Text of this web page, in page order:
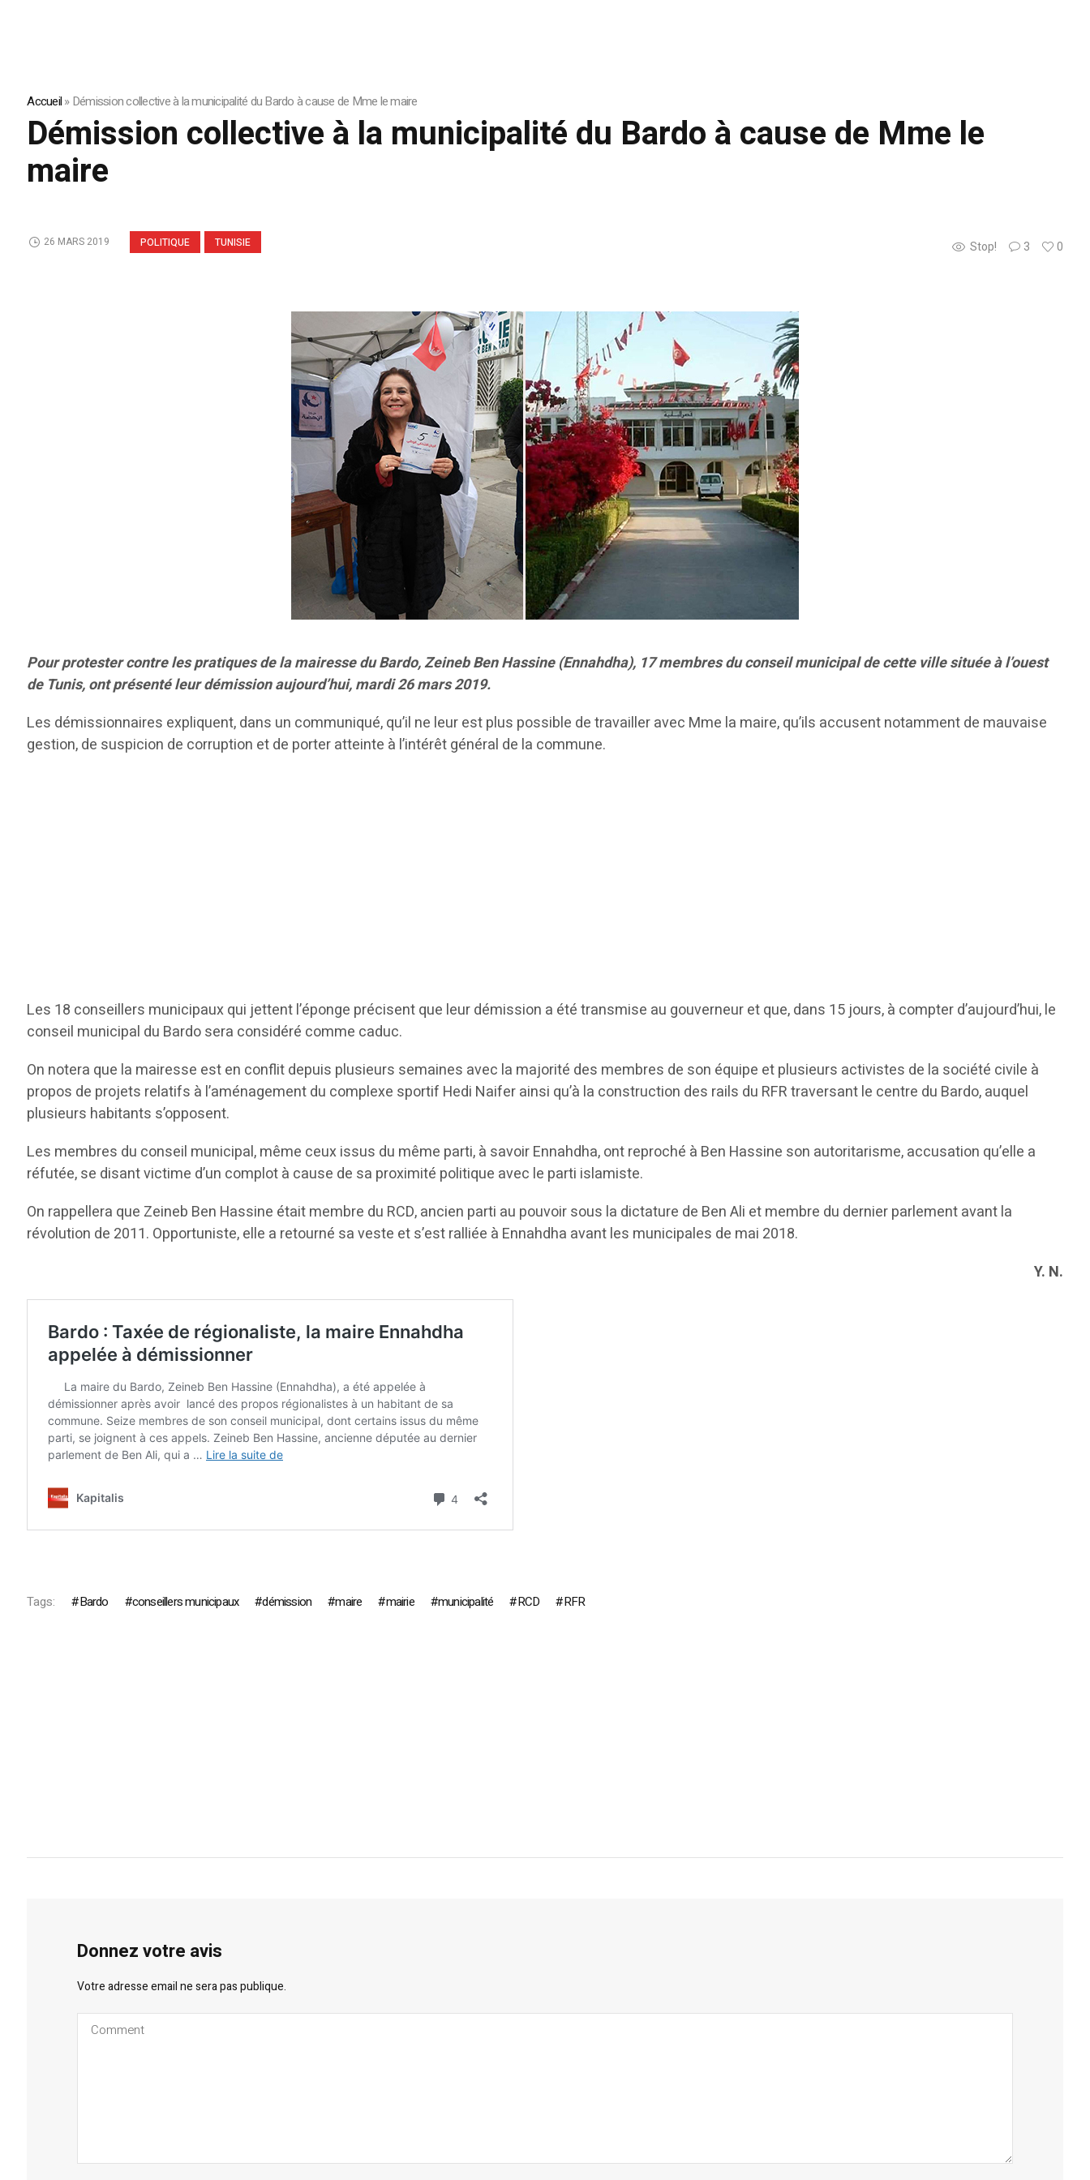
Accueil»Démission collective à la municipalité du Bardo à cause de Mme le maire
Démission collective à la municipalité du Bardo à cause de Mme le
maire
POLITIQUE TUNISIE Stop! 3 0
26 MARS 2019
Pour protester contre les pratiques de la mairesse du Bardo, Zeineb Ben Hassine (Ennahdha), 17 membres du conseil municipal de cette ville située à l’ouest
de Tunis, ont présenté leur démission aujourd’hui, mardi 26 mars 2019.
Les démissionnaires expliquent, dans un communiqué, qu’il ne leur est plus possible de travailler avec Mme la maire, qu’ils accusent notamment de mauvaise
gestion, de suspicion de corruption et de porter atteinte à l’intérêt général de la commune.
Les 18 conseillers municipaux qui jettent l’éponge précisent que leur démission a été transmise au gouverneur et que, dans 15 jours, à compter d’aujourd’hui, le
conseil municipal du Bardo sera considéré comme caduc.
On notera que la mairesse est en conflit depuis plusieurs semaines avec la majorité des membres de son équipe et plusieurs activistes de la société civile à
propos de projets relatifs à l’aménagement du complexe sportif Hedi Naifer ainsi qu’à la construction des rails du RFR traversant le centre du Bardo, auquel
plusieurs habitants s’opposent.
Les membres du conseil municipal, même ceux issus du même parti, à savoir Ennahdha, ont reproché à Ben Hassine son autoritarisme, accusation qu’elle a
réfutée, se disant victime d’un complot à cause de sa proximité politique avec le parti islamiste.
On rappellera que Zeineb Ben Hassine était membre du RCD, ancien parti au pouvoir sous la dictature de Ben Ali et membre du dernier parlement avant la
révolution de 2011. Opportuniste, elle a retourné sa veste et s’est ralliée à Ennahdha avant les municipales de mai 2018.
Y. N.
Tags: Bardo conseillers municipaux démission maire mairie municipalité RCD RFR
Donnez votre avis
Votre adresse email ne sera pas publique.